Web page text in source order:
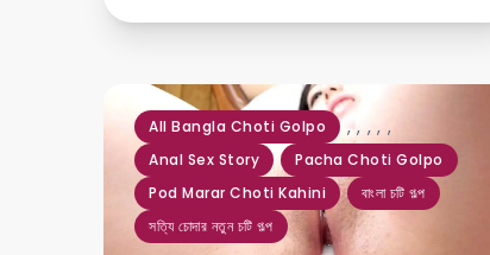
All Bangla Choti Golpo ,
Anal Sex Story
,
Pacha Choti Golpo
,
Pod Marar Choti Kahini
,
বাংলা চটি গল্প
,
সত্যি চোদার নতুন চটি গল্প